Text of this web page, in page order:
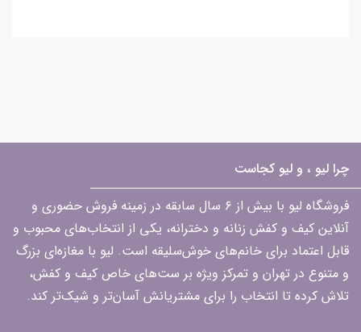
چرا لیو ، و لیو کجاست
فروشگاه لیو با بیش از ۶ سال سابقه در زمینه فروش حضوری و
آنلاین کیف و کفش زنانه و دخترانه، یکی از انتخاب‌های محبوب و
قابل اعتماد برای خانم‌های خوش‌سلیقه است. لیو با مغازه‌ای بزرگ
و متنوع در تهران و تمرکز ویژه بر ست‌های خاص کیف و کفش،
تلاش کرده تا انتخاب را برای مشتریانش آسان‌تر و شیک‌تر کند.